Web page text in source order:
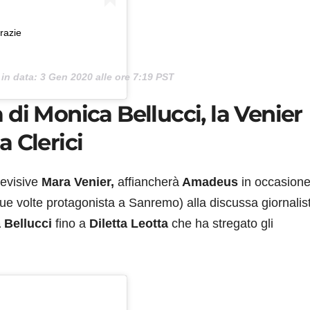
in data: 3 Gen 2020 alle ore 7:19 PST
Monica Bellucci, la Venier
Clerici
Mara Venier, affiancherà Amadeus in occasione
volte protagonista a Sanremo) alla discussa
Bellucci fino a Diletta Leotta che ha stregato gli